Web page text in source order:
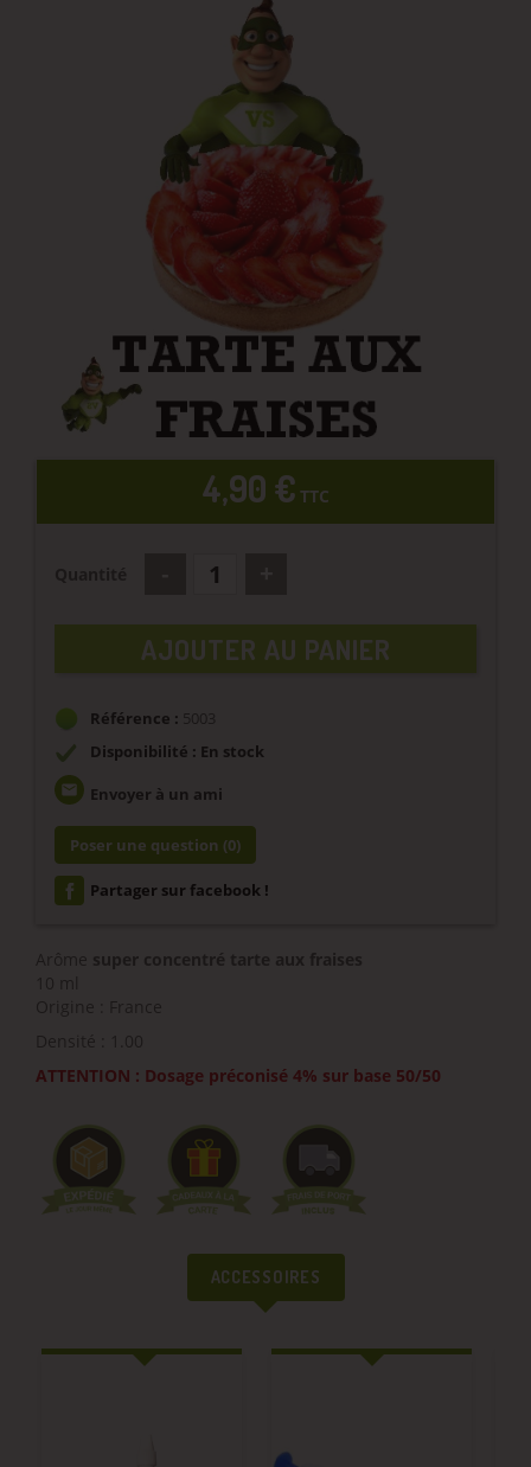
4,90 € TTC
AJOUTER AU PANIER
Référence : 5003
Disponibilité : En stock
email Envoyer à un ami
Poser une question (0)
Partager sur facebook !
Arôme super concentré tarte aux fraises
10 ml
Origine : France
Densité : 1.00
ATTENTION : Dosage préconisé 4% sur base 50/50
ACCESSOIRES